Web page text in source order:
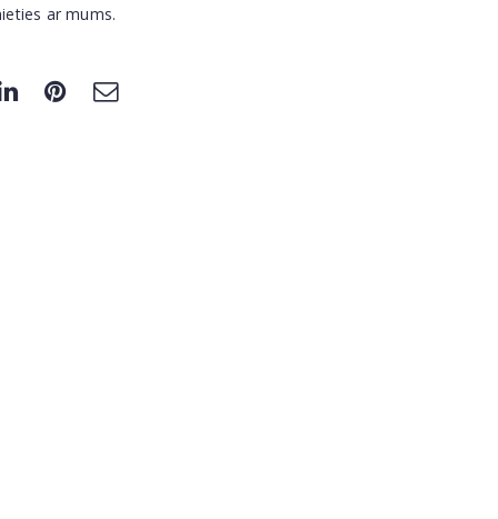
ar mums.